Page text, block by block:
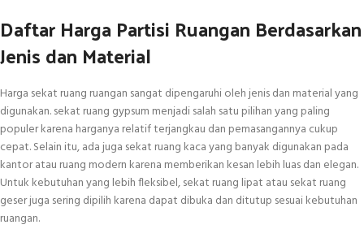
Daftar Harga Partisi Ruangan Berdasarkan
Jenis dan Material
Harga sekat ruang ruangan sangat dipengaruhi oleh jenis dan material yang
digunakan. sekat ruang gypsum menjadi salah satu pilihan yang paling
populer karena harganya relatif terjangkau dan pemasangannya cukup
cepat. Selain itu, ada juga sekat ruang kaca yang banyak digunakan pada
kantor atau ruang modern karena memberikan kesan lebih luas dan elegan.
Untuk kebutuhan yang lebih fleksibel, sekat ruang lipat atau sekat ruang
geser juga sering dipilih karena dapat dibuka dan ditutup sesuai kebutuhan
ruangan.